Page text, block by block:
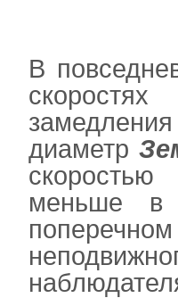
В
диаметр
скоростью
меньше в